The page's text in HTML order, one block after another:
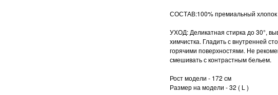
СОСТАВ:100% премиальный хлопок
УХОД: Деликатная стирка до 30°,
химчистка. Гладить с внутренней
горячими поверхностями. Не
смешивать с контрастным бельем.
Рост модели - 172 см
Размер на модели - 32 ( L )